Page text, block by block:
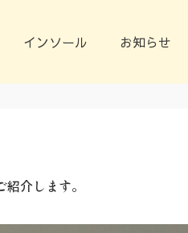
インソール お知らせ
介します。